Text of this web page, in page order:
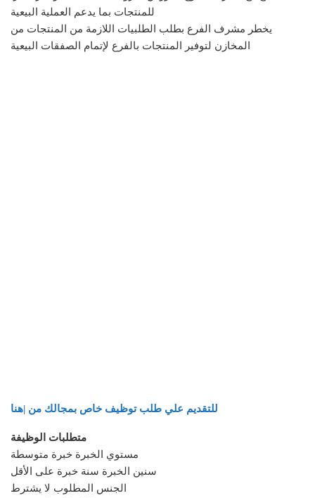
للمنتجات بما يدعم العملية البيعية
يخطر مشرف الفرع بطلب الطلبيات اللازمة من المنتجات من
المخازن لتوفير المنتجات بالفرع لإتمام الصفقات البيعية
للتقديم علي طلب توظيف خاص بمجالك من |هنا
متطلبات الوظيفة
مستوي الخبرة خبرة متوسطة
سنين الخبرة سنة خبرة على الأقل
الجنس المطلوب لا يشترط